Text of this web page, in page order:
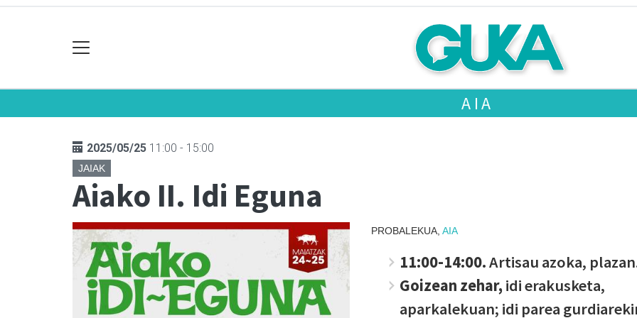
AIA
2025/05/25 11:00 - 15:00
JAIAK
Aiako II. Idi Eguna
PROBALEKUA, AIA
11:00-14:00.Artisau azoka,
Goizean zehar,idi erakusketa,
aparkalekuan; idi parea